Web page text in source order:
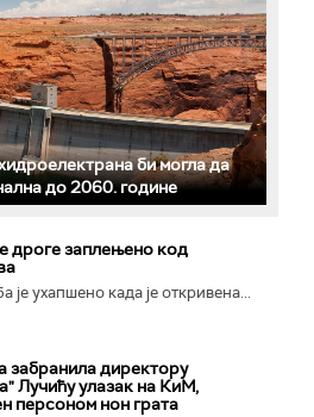
би могла да
до 2060. године
дроге заплењено код
је ухапшено када је откривена...
забранила директору
Лучићу улазак на КиМ,
персоном нон грата